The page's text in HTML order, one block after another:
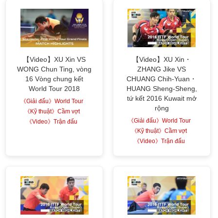
【Video】XU Xin VS
WONG Chun Ting, vòng
16 Vòng chung kết
World Tour 2018
《Giải đấu》World Tour
《Kỹ thuật》Cầm vợt
《Video》Trận đấu
【Video】XU Xin・
ZHANG Jike VS
CHUANG Chih-Yuan・
HUANG Sheng-Sheng,
tứ kết 2016 Kuwait mở
rộng
《Giải đấu》World Tour
《Kỹ thuật》Cầm vợt
《Video》Trận đấu